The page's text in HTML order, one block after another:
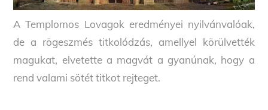
A Templomos Lovagok eredményei nyilvánvalóak,
de a rögeszmés titkolódzás, amellyel körülvették
magukat, elvetette a magvát a gyanúnak, hogy a
rend valami sötét titkot rejteget.